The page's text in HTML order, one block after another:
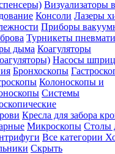
Визуализаторы
Консоли Лазеры
Приборы
Турникеты
дыма Коагуляторы
Насосы
Бронхоскопы
Колоноскопы и
Системы
Кресла для забора
Микроскопы Столы
Все категории
Скрыть